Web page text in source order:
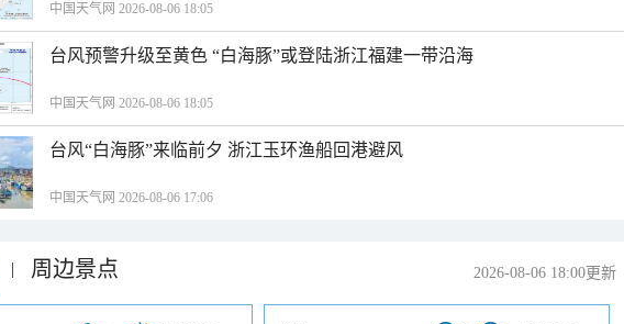
中国天气网 2026-08-06 18:05
台风预警升级至黄色 “白海豚”或登陆浙江福建一带沿海
中国天气网 2026-08-06 18:05
台风“白海豚”来临前夕 浙江玉环渔船回港避风
中国天气网 2026-08-06 17:06
| 周边景点 2026-08-06 18:00更新